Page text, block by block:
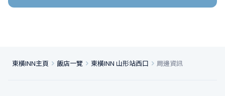
東橫INN主頁 飯店一覽 東橫INN 山形站西口 周邊資訊